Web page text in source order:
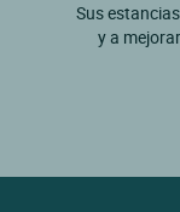
Sus
y a